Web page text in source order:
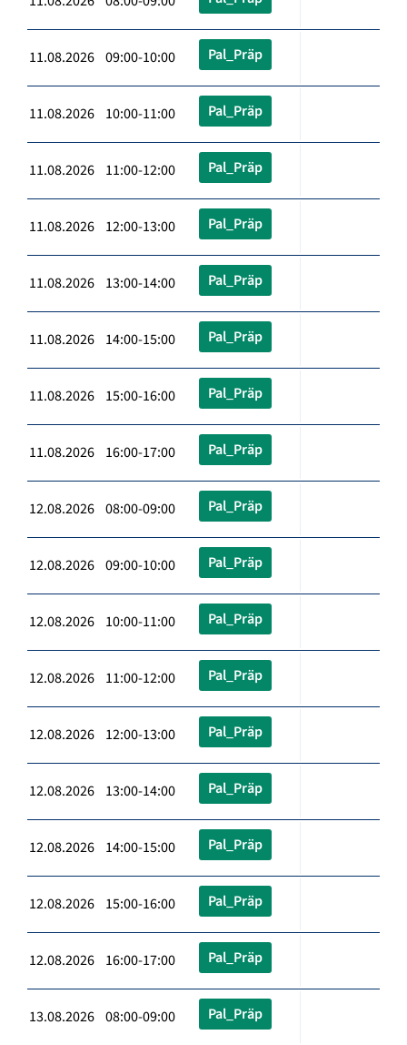
11.08.2026 09:00-10:00 Pal_Präp
11.08.2026 10:00-11:00 Pal_Präp
11.08.2026 11:00-12:00 Pal_Präp
11.08.2026 12:00-13:00 Pal_Präp
11.08.2026 13:00-14:00 Pal_Präp
11.08.2026 14:00-15:00 Pal_Präp
11.08.2026 15:00-16:00 Pal_Präp
11.08.2026 16:00-17:00 Pal_Präp
12.08.2026 08:00-09:00 Pal_Präp
12.08.2026 09:00-10:00 Pal_Präp
12.08.2026 10:00-11:00 Pal_Präp
12.08.2026 11:00-12:00 Pal_Präp
12.08.2026 12:00-13:00 Pal_Präp
12.08.2026 13:00-14:00 Pal_Präp
12.08.2026 14:00-15:00 Pal_Präp
12.08.2026 15:00-16:00 Pal_Präp
12.08.2026 16:00-17:00 Pal_Präp
13.08.2026 08:00-09:00 Pal_Präp